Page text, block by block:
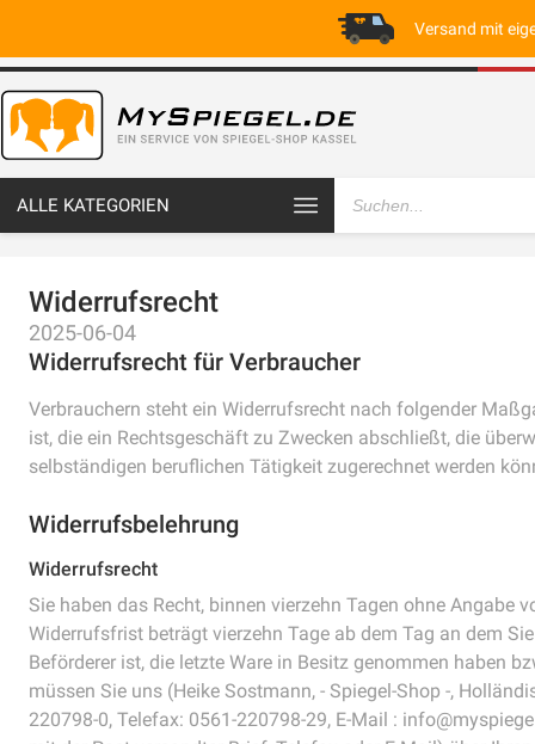
Versand mit
ALLE KATEGORIEN
Widerrufsrecht
2025-06-04
Widerrufsrecht für Verbraucher
Verbrauchern steht ein Widerrufsrecht nach folgender
ist, die ein Rechtsgeschäft zu Zwecken abschließt, die
selbständigen beruflichen Tätigkeit zugerechnet werden
Widerrufsbelehrung
Widerrufsrecht
Sie haben das Recht, binnen vierzehn Tagen ohne Angabe
Widerrufsfrist beträgt vierzehn Tage ab dem Tag an dem
Beförderer ist, die letzte Ware in Besitz genommen haben
müssen Sie uns (Heike Sostmann, - Spiegel-Shop -,
220798-0, Telefax: 0561-220798-29, E-Mail :